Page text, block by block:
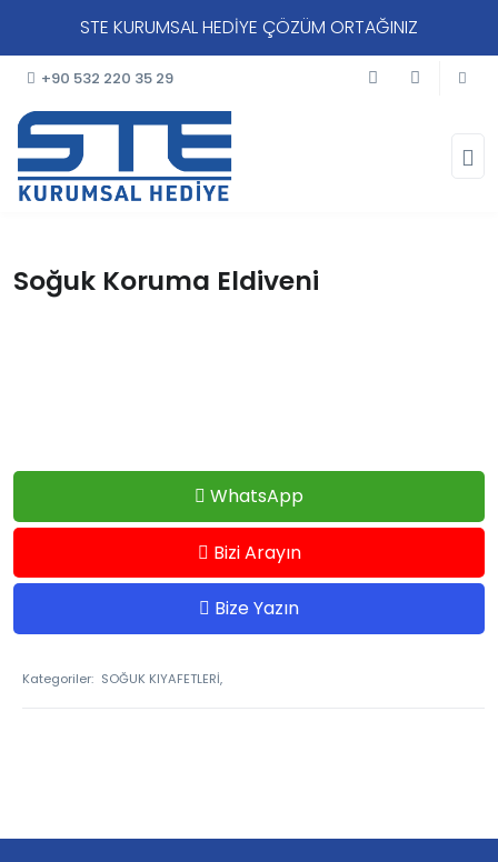
STE KURUMSAL HEDİYE ÇÖZÜM ORTAĞINIZ
+90 532 220 35 29
Soğuk Koruma Eldiveni
WhatsApp
Bizi Arayın
Bize Yazın
Kategoriler: SOĞUK KIYAFETLERİ,